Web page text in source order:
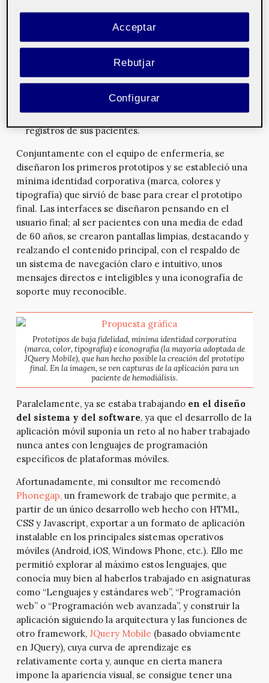
Los pacientes, a través de la aplicación móvil, harían
registros de constantes vitales y de signos y
síntomas (diferentes todos ellos según el
Cada paciente estaría asociado a un centro de
referencia (hospital, centro de diálisis, etc.).
Cada centro accedería al sistema a través de una
registros de sus pacientes.
Conjuntamente con el equipo de enfermería, se
diseñaron los primeros prototipos y se estableció una
mínima identidad corporativa (marca, colores y
tipografía) que sirvió de base para crear el prototipo
final. Las interfaces se diseñaron pensando en el
usuario final; al ser pacientes con una media de edad
de 60 años, se crearon pantallas limpias, destacando y
realzando el contenido principal, con el respaldo de
un sistema de navegación claro e intuitivo, unos
mensajes directos e inteligibles y una iconografía de
soporte muy reconocible.
Prototipos de baja fidelidad, mínima identidad corporativa
(marca, color, tipografía) e iconografía (la mayoría adoptada de
JQuery Mobile), que han hecho posible la creación del prototipo
final. En la imagen, se ven capturas de la aplicación para un
paciente de hemodiálisis.
Paralelamente, ya se estaba trabajandoen el diseño
del sistema y del software, ya que el desarrollo de la
aplicación móvil suponía un reto al no haber trabajado
nunca antes con lenguajes de programación
específicos de plataformas móviles.
Afortunadamente, mi consultor me recomendó
Phonegap,un framework de trabajo que permite, a
partir de un único desarrollo web hecho con HTML,
CSS y Javascript, exportar a un formato de aplicación
instalable en los principales sistemas operativos
móviles (Android, iOS, Windows Phone, etc.). Ello me
permitió explorar al máximo estos lenguajes, que
conocía muy bien al haberlos trabajado en asignaturas
como “Lenguajes y estándares web”, “Programación
web” o “Programación web avanzada”, y construir la
aplicación siguiendo la arquitectura y las funciones de
otro framework, JQuery Mobile (basado obviamente
en JQuery), cuya curva de aprendizaje es
relativamente corta y, aunque en cierta manera
impone la apariencia visual, se consigue tener una
Rebutjar
Acceptar
Configurar